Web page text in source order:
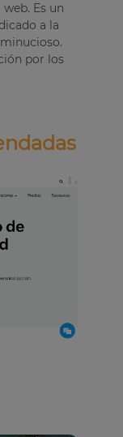
Es un
a la
por los